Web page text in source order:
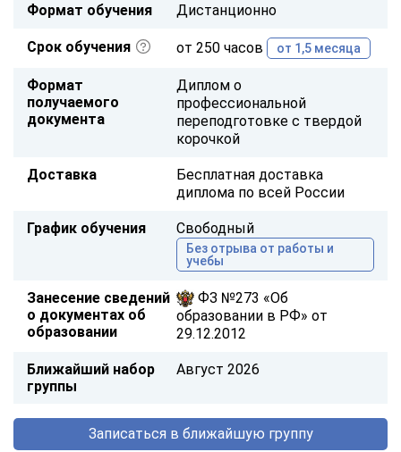
Формат обучения Дистанционно
Срок обучения от 250 часов от 1,5 месяца
Формат
получаемого
документа
Диплом о
профессиональной
переподготовке с твердой
корочкой
Доставка
Бесплатная доставка
диплома по всей России
График обучения Свободный
Без отрыва от работы и
учебы
Занесение сведений
о документах об
образовании
ФЗ №273 «Об
образовании в РФ» от
29.12.2012
Ближайший набор
группы
Август 2026
Записаться в ближайшую группу